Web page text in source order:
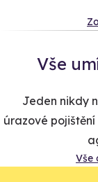
Vše
Jeden nikdy
úrazové
Vše